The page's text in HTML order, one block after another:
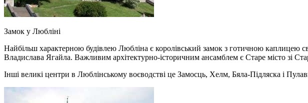
Замок у Любліні
Найбільш характерною будівлею Любліна є королівський замок з готичною каплицею
Владислава Ягайла. Важливим архітектурно-історичним ансамблем є Старе місто зі
Інші великі центри в Люблінському воєводстві це Замосць, Хелм, Бяла-Підляска і